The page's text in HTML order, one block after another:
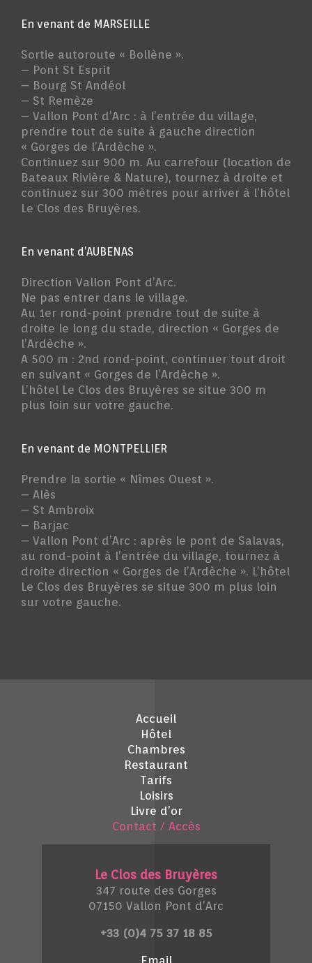
En venant de MARSEILLE
Sortie autoroute « Bollène ».
– Pont St Esprit
– Bourg St Andéol
– St Remèze
– Vallon Pont d’Arc : à l’entrée du village,
prendre tout de suite à gauche direction
« Gorges de l’Ardèche ».
Continuez sur 900 m. Au carrefour (location de
Bateaux Rivière & Nature), tournez à droite et
continuez sur 300 mètres pour arriver à l’hôtel
Le Clos des Bruyères.
En venant d’AUBENAS
Direction Vallon Pont d’Arc.
Ne pas entrer dans le village.
Au 1er rond-point prendre tout de suite à
droite le long du stade, direction « Gorges de
l’Ardèche ».
A 500 m : 2nd rond-point, continuer tout droit
en suivant « Gorges de l’Ardèche ».
L’hôtel Le Clos des Bruyères se situe 300 m
plus loin sur votre gauche.
En venant de MONTPELLIER
Prendre la sortie « Nîmes Ouest ».
– Alès
– St Ambroix
– Barjac
– Vallon Pont d’Arc : après le pont de Salavas,
au rond-point à l’entrée du village, tournez à
droite direction « Gorges de l’Ardèche ». L’hôtel
Le Clos des Bruyères se situe 300 m plus loin
sur votre gauche.
Accueil
Hôtel
Chambres
Restaurant
Tarifs
Loisirs
Livre d’or
Contact / Accès
Le Clos des Bruyères
347 route des Gorges
07150 Vallon Pont d’Arc
+33 (0)4 75 37 18 85
Email